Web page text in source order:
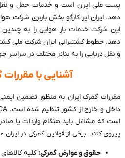
پست ملی ایران است و خدمات حمل و نقل
دهد. ایران ایر کارگو بخش باربری شرکت
این شرکت خدمات بار هوایی را به
دهد. خطوط کشتیرانی ایران شرکت ملی
و نقل دریایی را به بنادر مختلف در سراسر
آشنایی با مقررات
مقررات گمرک ایران به منظور تضمین
است که مشاغل باید هنگام واردات یا صادرات
پیروی کنند. برخی از قوانین گمرکی در ایران
حقوق و عوارض گمرکی: کلیه